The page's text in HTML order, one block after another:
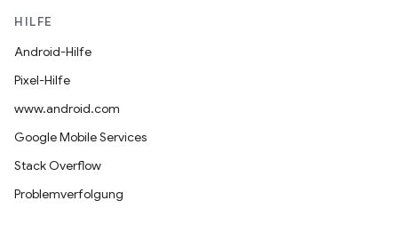
HILFE
Android-Hilfe
Pixel-Hilfe
www.android.com
Google Mobile Services
Stack Overflow
Problemverfolgung